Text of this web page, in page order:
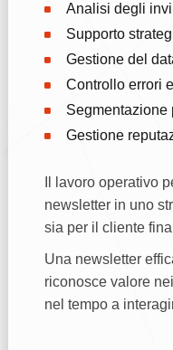
Analisi degli
Supporto
Gestione del
Controllo errori
Segmentazione
Gestione
Il lavoro operativo
newsletter in uno
sia per il cliente
Una newsletter
riconosce valore
nel tempo a